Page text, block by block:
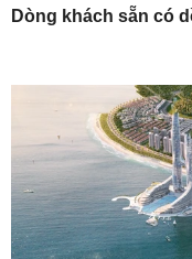
Dòng khách sẵn có